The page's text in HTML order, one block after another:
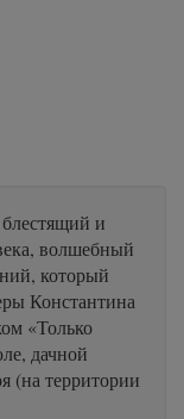
и
волшебный
который
Константина
«Только
дачной
(на территории